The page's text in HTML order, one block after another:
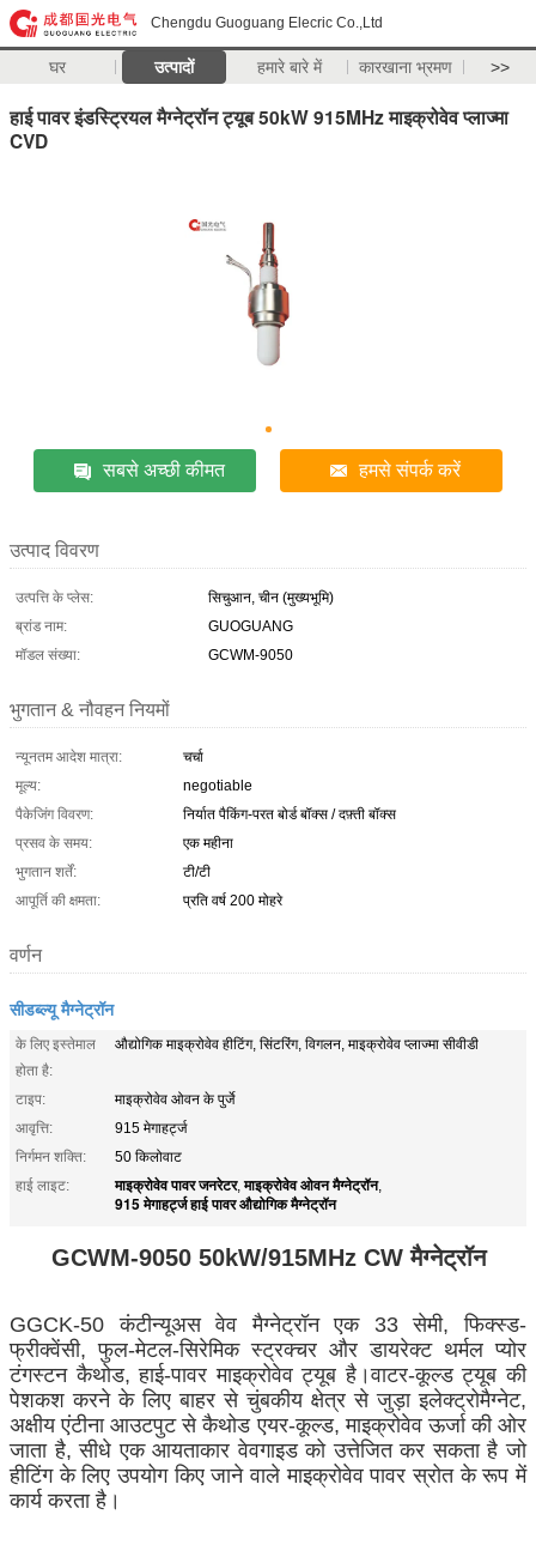
Chengdu Guoguang Elecric Co.,Ltd
घर उत्पादों हमारे बारे में कारखाना भ्रमण >>
हाई पावर इंडस्ट्रियल मैग्नेट्रॉन ट्यूब 50kW 915MHz माइक्रोवेव प्लाज्मा
CVD
सबसे अच्छी कीमत हमसे संपर्क करें
उत्पाद विवरण
उत्पत्ति के प्लेस:
सिचुआन, चीन (मुख्यभूमि)
ब्रांड नाम:
GUOGUANG
मॉडल संख्या:
GCWM-9050
भुगतान & नौवहन नियमों
न्यूनतम आदेश मात्रा:
चर्चा
मूल्य:
negotiable
पैकेजिंग विवरण:
निर्यात पैकिंग-परत बोर्ड बॉक्स / दफ़्ती बॉक्स
प्रसव के समय:
एक महीना
भुगतान शर्तें:
टी/टी
आपूर्ति की क्षमता:
प्रति वर्ष 200 मोहरे
वर्णन
सीडब्ल्यू मैग्नेट्रॉन
के लिए इस्तेमाल
होता है:
औद्योगिक माइक्रोवेव हीटिंग, सिंटरिंग, विगलन, माइक्रोवेव प्लाज्मा सीवीडी
टाइप:
माइक्रोवेव ओवन के पुर्जे
आवृत्ति:
915 मेगाहर्ट्ज
निर्गमन शक्ति:
50 किलोवाट
हाई लाइट:
माइक्रोवेव पावर जनरेटर,माइक्रोवेव ओवन मैग्नेट्रॉन,
915 मेगाहर्ट्ज हाई पावर औद्योगिक मैग्नेट्रॉन
GCWM-9050 50kW/915MHz CW मैग्नेट्रॉन
GGCK-50 कंटीन्यूअस वेव मैग्नेट्रॉन एक 33 सेमी, फिक्स्ड-
फ्रीक्वेंसी, फुल-मेटल-सिरेमिक स्ट्रक्चर और डायरेक्ट थर्मल प्योर
टंगस्टन कैथोड, हाई-पावर माइक्रोवेव ट्यूब है।वाटर-कूल्ड ट्यूब की
पेशकश करने के लिए बाहर से चुंबकीय क्षेत्र से जुड़ा इलेक्ट्रोमैग्नेट,
अक्षीय एंटीना आउटपुट से कैथोड एयर-कूल्ड, माइक्रोवेव ऊर्जा की ओर
जाता है, सीधे एक आयताकार वेवगाइड को उत्तेजित कर सकता है जो
हीटिंग के लिए उपयोग किए जाने वाले माइक्रोवेव पावर स्रोत के रूप में
कार्य करता है।